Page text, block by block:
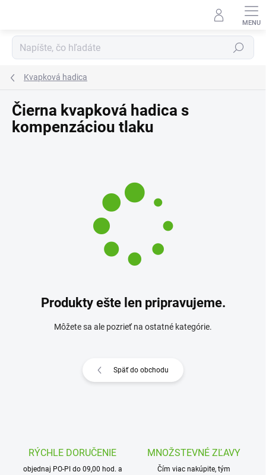
Hľadať
Kvapková hadica
Čierna kvapková hadica s
kompenzáciou tlaku
Produkty ešte len pripravujeme.
Môžete sa ale pozrieť na ostatné kategórie.
Späť do obchodu
RÝCHLE DORUČENIE
objednaj PO-PI do 09,00 hod. a
MNOŽSTEVNÉ ZĽAVY
Čím viac nakúpite, tým